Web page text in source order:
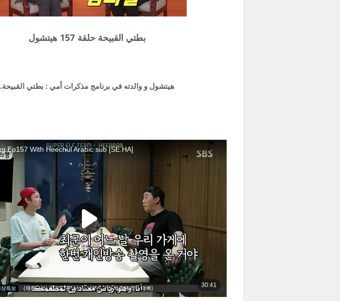
بطتي القبيحة حلقة 157 هيتشول
هيتشول و والدته في برنامج مذكرات أمي : بطتي القبيحة.